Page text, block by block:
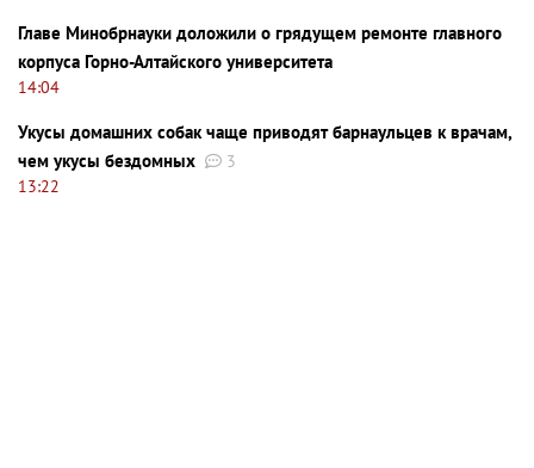
Главе Минобрнауки доложили о грядущем ремонте главного
корпуса Горно-Алтайского университета
14:04
Укусы домашних собак чаще приводят барнаульцев к врачам,
чем укусы бездомных
3
13:22